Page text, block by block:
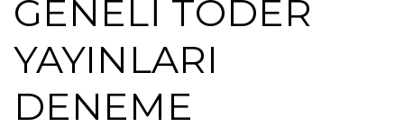
GENELİ TÖDER
YAYINLARI
DENEME